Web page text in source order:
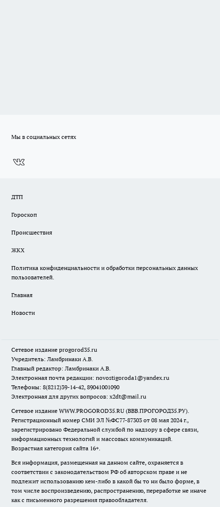
Мы в социальных сетях
ДТП
Гороскоп
Происшествия
ЖКХ
Политика конфиденциальности и обработки персональных данных
пользователей.
Главная
Новости
Сетевое издание progorod35.ru
Учредитель: Ламбринаки А.В.
Главный редактор: Ламбринаки А.В.
Электронная почта редакции: novostigoroda1@yandex.ru
Телефоны: 8(8212)39-14-42, 89041001090
Электронная для других вопросов: x2dt@mail.ru
Сетевое издание WWW.PROGOROD35.RU (ВВВ.ПРОГОРОД35.РУ).
Регистрационный номер СМИ ЭЛ №ФС77-87303 от 08 мая 2024 г.,
зарегистрировано Федеральной службой по надзору в сфере связи,
информационных технологий и массовых коммуникаций.
Возрастная категория сайта 16+.
Вся информация, размещенная на данном сайте, охраняется в
соответствии с законодательством РФ об авторском праве и не
подлежит использованию кем-либо в какой бы то ни было форме, в
том числе воспроизведению, распространению, переработке не иначе
как с письменного разрешения правообладателя.